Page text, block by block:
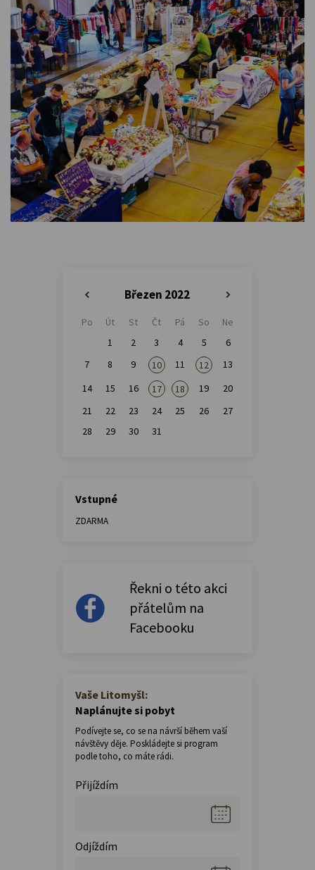
Březen 2022
Po Út St Čt Pá So
Ne
1
2 3 4 5
6
7
8 9 10 11 12
13
14
15 16 17 18 19
20
21
22 23 24 25 26
27
28
29 30 31
Vstupné
ZDARMA
Řekni o této akci
přátelům na
Facebooku
Vaše Litomyšl:
Naplánujte si pobyt
Podívejte se, co se na návrší během vaší
návštěvy děje. Poskládejte si program
podle toho, co máte rádi.
Přijíždím
Odjíždím